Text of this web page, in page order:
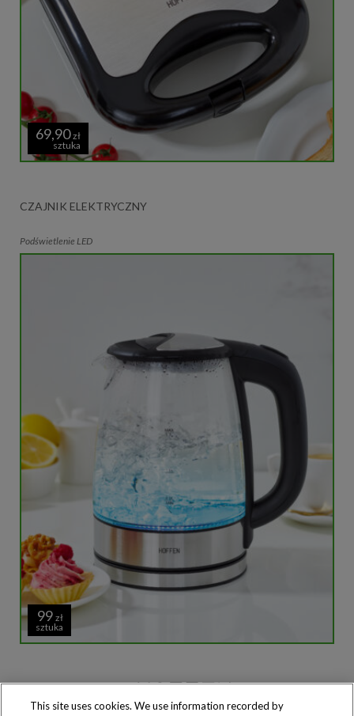
69,90zł
sztuka
CZAJNIK ELEKTRYCZNY
Podświetlenie LED
99 zł
sztuka
This site uses cookies. We use information recorded by